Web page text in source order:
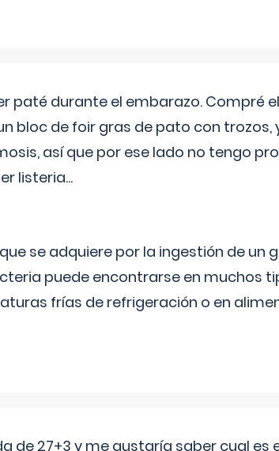
paté durante el embarazo. Compré
bloc de foir gras de pato con trozos,
así que por ese lado no tengo
listeria...
se adquiere por la ingestión de un
puede encontrarse en muchos
frías de refrigeración o en
de 27+3 y me gustaría saber cual es